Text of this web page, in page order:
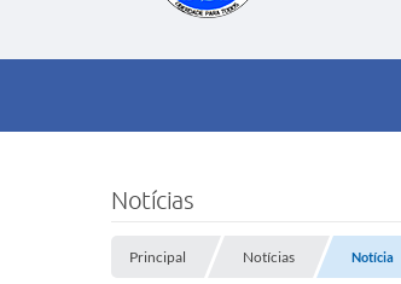
Notícias
Principal Notícias Notícia